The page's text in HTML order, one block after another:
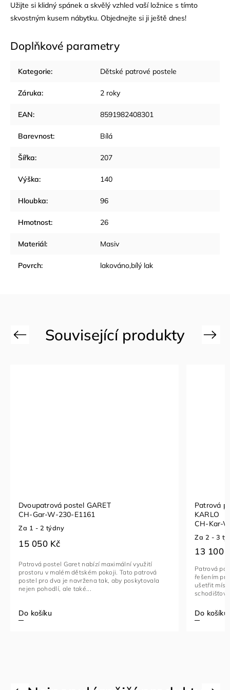
Užijte si klidný spánek a skvělý vzhled vaší ložnice s tímto
skvostným kusem nábytku. Objednejte si ji ještě dnes!
Doplňkové parametry
Kategorie: Dětské patrové postele
Záruka: 2 roky
EAN: 8591982408301
Barevnost: Bílá
Šířka: 207
Výška: 140
Hloubka: 96
Hmotnost: 26
Materiál: Masiv
Povrch: lakováno,bílý lak
Previous
Patrová postel pro tři osoby s matracemi
KARLO
CH-Kar-W+G-E1074
Do košíku
Patrová postel Karlo pro 3 osoby je ideálním
řešením pro malé dětské pokoje, kde je třeba
ušetřit místo. Tato postel je vybavena stabilním
schodišťovým žebříkem pro snadný...
Dětská
CH-
Za 1 - 2
15
Do
postel!
dětský
postel je
Next